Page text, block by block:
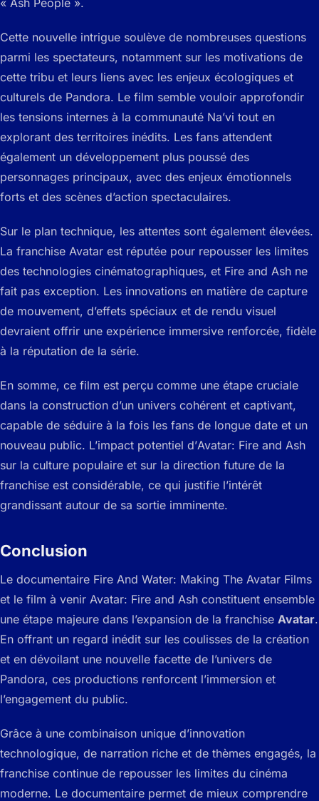
Cette nouvelle intrigue soulève de nombreuses questions
parmi les spectateurs, notamment sur les motivations de
cette tribu et leurs liens avec les enjeux écologiques et
culturels de Pandora. Le film semble vouloir approfondir
les tensions internes à la communauté Na’vi tout en
explorant des territoires inédits. Les fans attendent
également un développement plus poussé des
personnages principaux, avec des enjeux émotionnels
forts et des scènes d’action spectaculaires.
Sur le plan technique, les attentes sont également élevées.
La franchise Avatar est réputée pour repousser les limites
des technologies cinématographiques, et Fire and Ash ne
fait pas exception. Les innovations en matière de capture
de mouvement, d’effets spéciaux et de rendu visuel
devraient offrir une expérience immersive renforcée, fidèle
à la réputation de la série.
En somme, ce film est perçu comme une étape cruciale
dans la construction d’un univers cohérent et captivant,
capable de séduire à la fois les fans de longue date et un
nouveau public. L’impact potentiel d’Avatar: Fire and Ash
sur la culture populaire et sur la direction future de la
franchise est considérable, ce qui justifie l’intérêt
grandissant autour de sa sortie imminente.
Conclusion
Le documentaire Fire And Water: Making The Avatar Films
et le film à venir Avatar: Fire and Ash constituent ensemble
une étape majeure dans l’expansion de la franchise Avatar.
En offrant un regard inédit sur les coulisses de la création
et en dévoilant une nouvelle facette de l’univers de
Pandora, ces productions renforcent l’immersion et
l’engagement du public.
Grâce à une combinaison unique d’innovation
technologique, de narration riche et de thèmes engagés, la
franchise continue de repousser les limites du cinéma
moderne. Le documentaire permet de mieux comprendre